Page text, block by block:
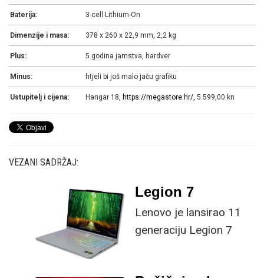
Baterija: 3-cell Lithium-On
Dimenzije i masa: 378 x 260 x 22,9 mm, 2,2 kg
Plus: 5 godina jamstva, hardver
Minus: htjeli bi još malo jaču grafiku
Ustupitelj i cijena: Hangar 18, https://megastore.hr/, 5.599,00 kn
VEZANI SADRŽAJ:
Legion 7
Lenovo je lansirao 11
generaciju Legion 7